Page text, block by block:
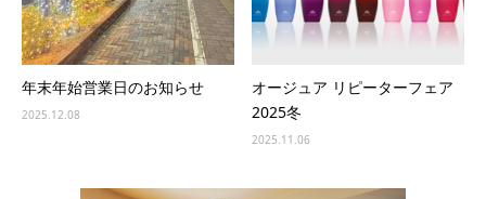
年末年始営業日のお知らせ
2025.12.08
オージュア リピーターフェア
2025冬
2025.11.06